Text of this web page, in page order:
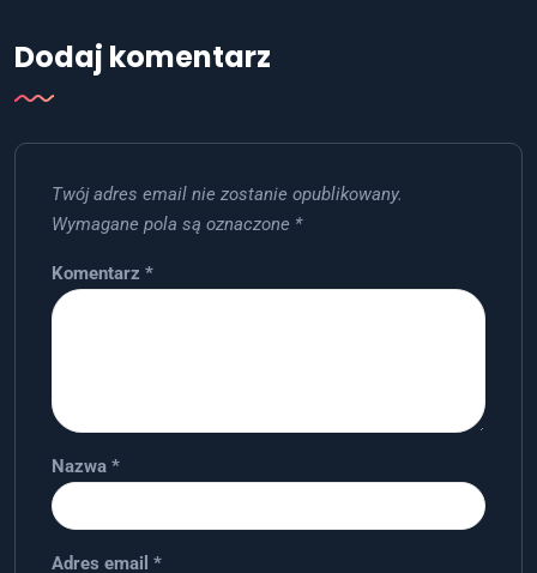
Dodaj komentarz
Twój adres email nie zostanie opublikowany.
Wymagane pola są oznaczone *
Komentarz *
Nazwa *
Adres email *